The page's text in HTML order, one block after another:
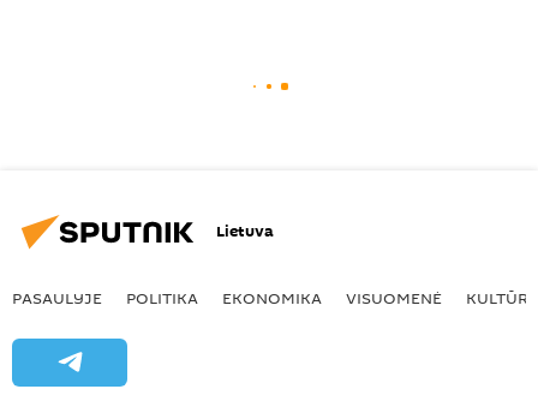
Lietuva
PASAULYJE POLITIKA EKONOMIKA VISUOMENĖ KULTŪRA